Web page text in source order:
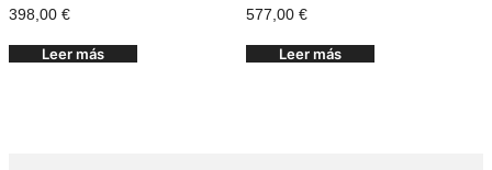
398,00 €
Leer más
577,00 €
Leer más